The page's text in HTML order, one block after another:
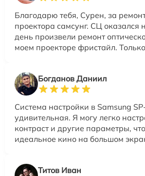
Благодарю тебя, Сурен, за
проектора самсунг. СЦ
день произвели ремонт
моем проекторе фристайл.
Богданов Даниил
Система настройки в Samsung
удивительная. Я могу легко
контраст и другие параметры,
идеальное кино на большом
Титов Иван